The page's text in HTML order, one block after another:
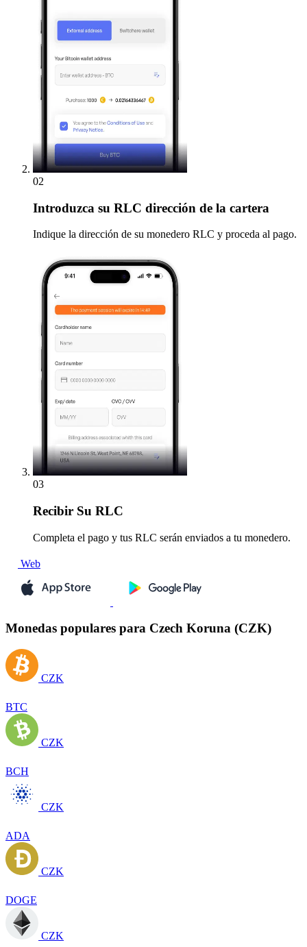
02
Introduzca su RLC dirección de la cartera
Indique la dirección de su monedero RLC y proceda al pago.
03
Recibir Su RLC
Completa el pago y tus RLC serán enviados a tu monedero.
Web
Monedas populares para Czech Koruna (CZK)
CZK
BTC
CZK
BCH
CZK
ADA
CZK
DOGE
CZK